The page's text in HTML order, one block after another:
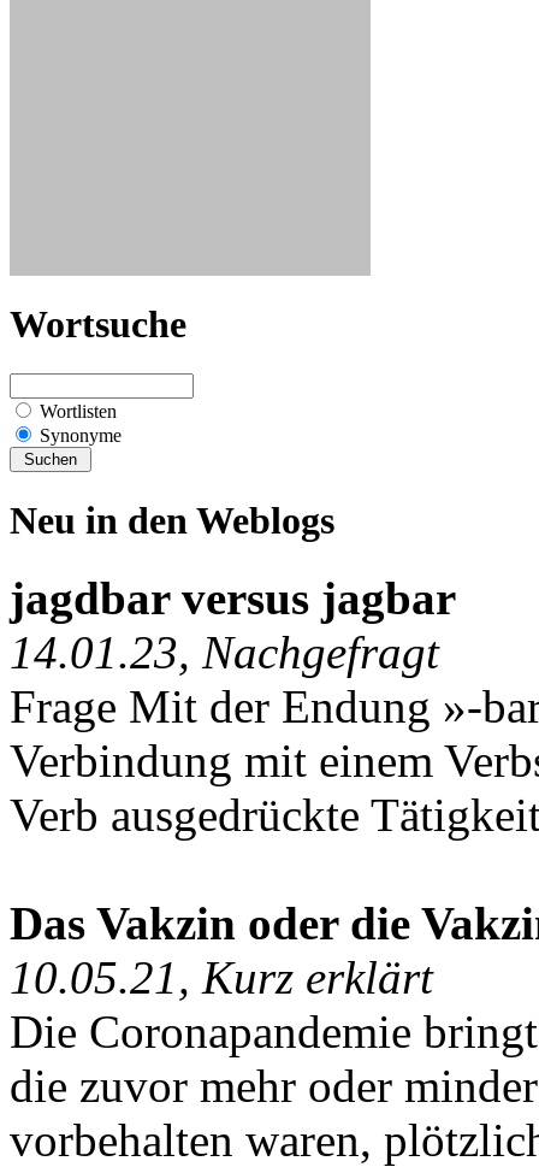
Wortsuche
Wortlisten
Synonyme
Neu in den Weblogs
jagdbar versus jagbar
14.01.23, Nachgefragt
Frage Mit der Endung »-
Verbindung mit einem
Verb ausgedrückte
Das Vakzin oder die
10.05.21, Kurz erklärt
Die Coronapandemie
die zuvor mehr oder
vorbehalten waren,